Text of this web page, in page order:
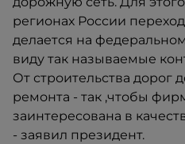
регионах России
делается на
виду так называемые
От строительства дорог
ремонта - так ,чтобы
заинтересована в
- заявил президент.